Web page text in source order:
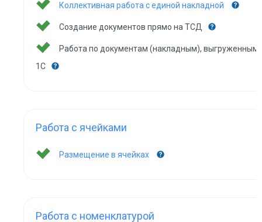
Коллективная работа с единой накладной
Создание документов прямо на ТСД
Работа по документам (накладным), выгруженным
1С
Работа с ячейками
Размещение в ячейках
Работа с номенклатурой